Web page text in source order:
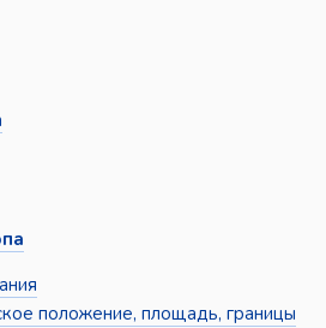
положение, площадь, границы